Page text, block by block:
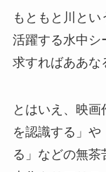
もともと川と
活躍する水中シ
求すればああな
とはいえ、映
を認識する」や
る」などの無茶